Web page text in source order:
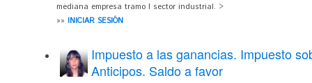
mediana empresa tramo I sector industrial. >
»» INICIAR SESIÓN
Impuesto a las ganancias. Impuesto
Anticipos. Saldo a favor